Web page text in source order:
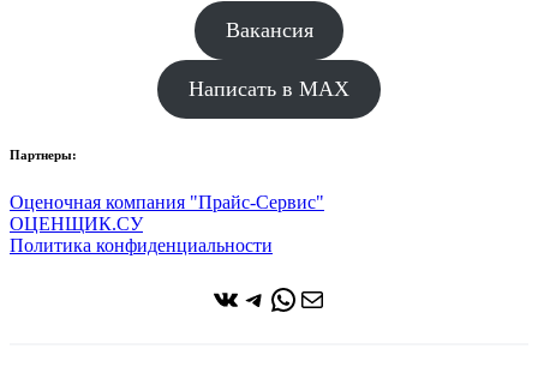
Вакансия
Написать в MAX
Партнеры:
Оценочная компания "Прайс-Сервис"
ОЦЕНЩИК.СУ
Политика конфиденциальности
ВКонтакте
Telegram
WhatsApp
Почта